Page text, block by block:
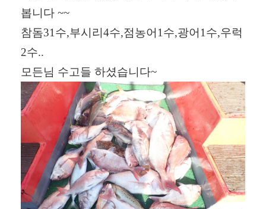
봅니다 ~~
참돔31수,부시리4수,점농어1수,광어1수,우럭
2수..
모든님 수고들 하셨습니다~